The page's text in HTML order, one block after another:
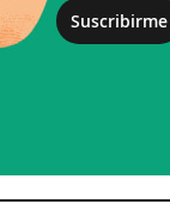
Suscribirme